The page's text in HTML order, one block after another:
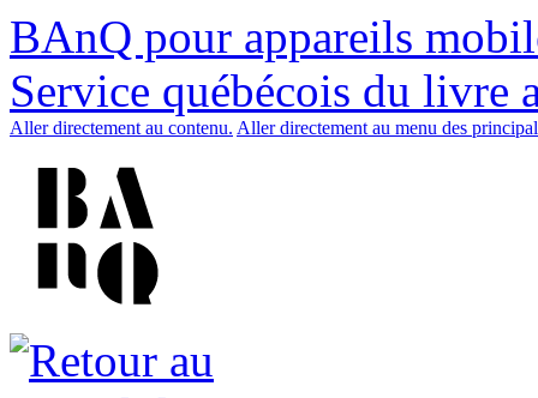
BAnQ pour appareils
Service québécois du livre
Aller directement au contenu. Aller directement au menu des